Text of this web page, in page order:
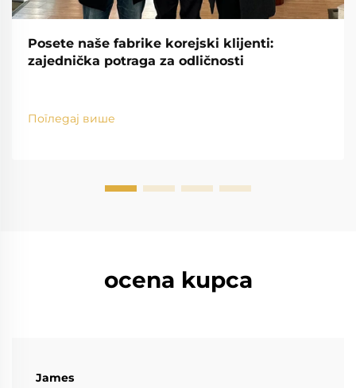
Posete naše fabrike korejski klijenti:
zajednička potraga za odličnosti
Погледај више
ocena kupca
James